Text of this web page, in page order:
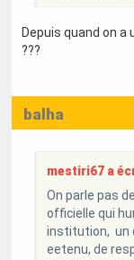
Depuis quand on
???
balha
mestiri67 a
On parle pas
officielle qui
institution, un
eetenu, de